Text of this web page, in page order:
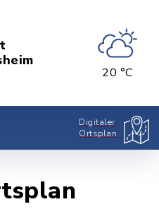
20 °C
Digitaler
Ortsplan